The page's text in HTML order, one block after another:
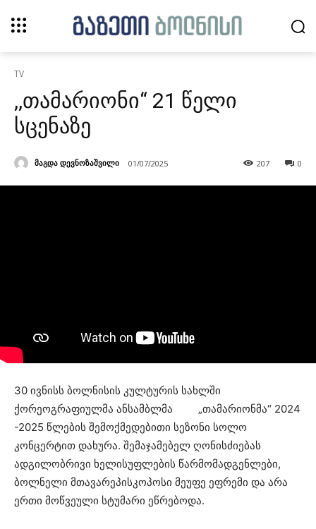
TV
,,თამარიონი“ 21 წელი
სცენაზე
მაგდა დევნოზაშვილი 01/07/2025 0
207
30 ივნისს ბოლნისის კულტურის სახლში
ქორეოგრაფიულმა ანსამბლმა „თამარიონმა“ 2024
-2025 წლების შემოქმედებითი სეზონი სოლო
კონცერტით დახურა. შემაჯამებელ ღონისძიებას
ადგილობრივი ხელისუფლების წარმომადგენლები,
ბოლნელი მთავარეპისკოპოსი მეუფე ეფრემი და არა
ერთი მოწვეული სტუმარი ეწრებოდა.